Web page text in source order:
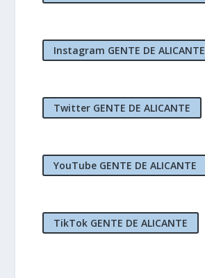
Instagram GENTE DE ALICANTE
Twitter GENTE DE ALICANTE
YouTube GENTE DE ALICANTE
TikTok GENTE DE ALICANTE